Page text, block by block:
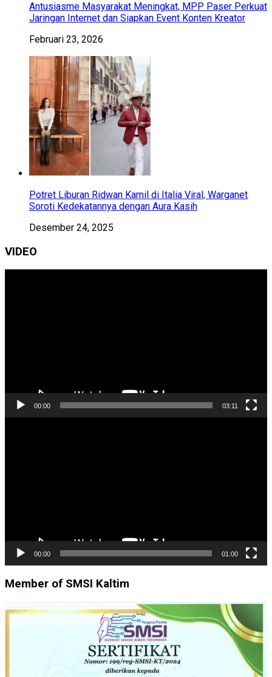
Antusiasme Masyarakat Meningkat, MPP Paser Perkuat
Jaringan Internet dan Siapkan Event Konten Kreator
Februari 23, 2026
Potret Liburan Ridwan Kamil di Italia Viral, Warganet
Soroti Kedekatannya dengan Aura Kasih
Desember 24, 2025
VIDEO
00:00 03:11
00:00 01:00
Member of SMSI Kaltim